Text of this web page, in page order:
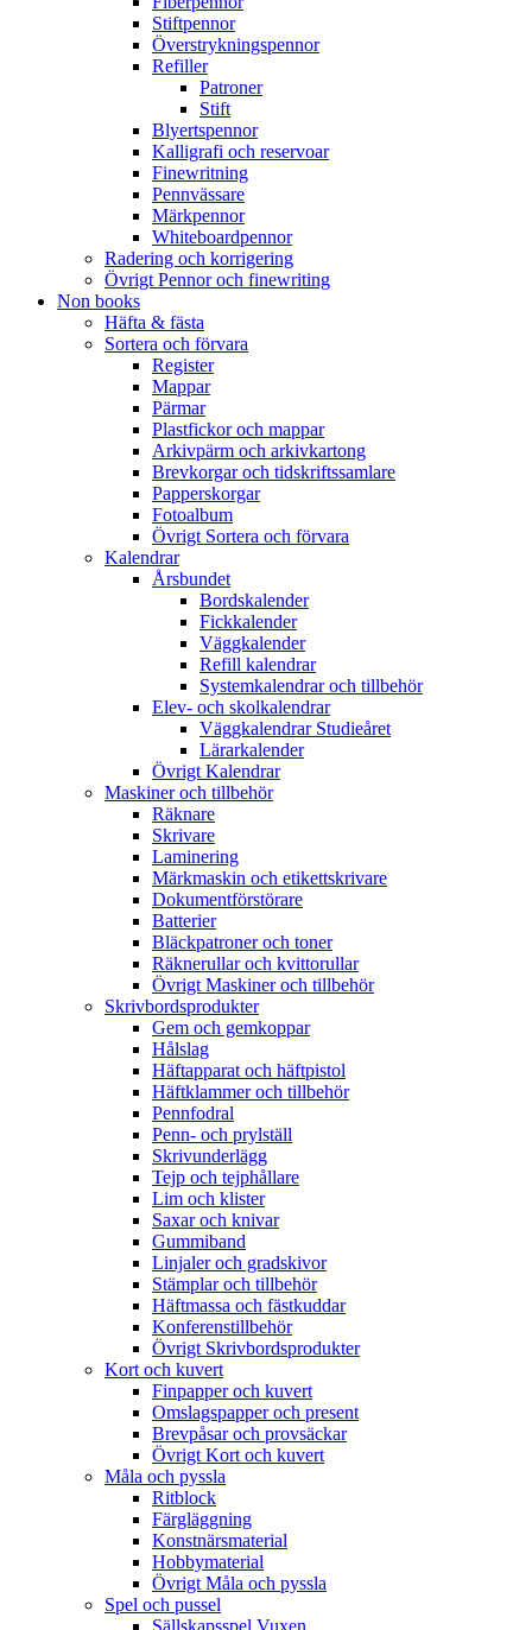
Stiftpennor
Överstrykningspennor
Refiller
Patroner
Stift
Blyertspennor
Kalligrafi och reservoar
Finewritning
Pennvässare
Märkpennor
Whiteboardpennor
Radering och korrigering
Övrigt Pennor och finewriting
Non books
Häfta & fästa
Sortera och förvara
Register
Mappar
Pärmar
Plastfickor och mappar
Arkivpärm och arkivkartong
Brevkorgar och tidskriftssamlare
Papperskorgar
Fotoalbum
Övrigt Sortera och förvara
Kalendrar
Årsbundet
Bordskalender
Fickkalender
Väggkalender
Refill kalendrar
Systemkalendrar och tillbehör
Elev- och skolkalendrar
Väggkalendrar Studieåret
Lärarkalender
Övrigt Kalendrar
Maskiner och tillbehör
Räknare
Skrivare
Laminering
Märkmaskin och etikettskrivare
Dokumentförstörare
Batterier
Bläckpatroner och toner
Räknerullar och kvittorullar
Övrigt Maskiner och tillbehör
Skrivbordsprodukter
Gem och gemkoppar
Hålslag
Häftapparat och häftpistol
Häftklammer och tillbehör
Pennfodral
Penn- och prylställ
Skrivunderlägg
Tejp och tejphållare
Lim och klister
Saxar och knivar
Gummiband
Linjaler och gradskivor
Stämplar och tillbehör
Häftmassa och fästkuddar
Konferenstillbehör
Övrigt Skrivbordsprodukter
Kort och kuvert
Finpapper och kuvert
Omslagspapper och present
Brevpåsar och provsäckar
Övrigt Kort och kuvert
Måla och pyssla
Ritblock
Färgläggning
Konstnärsmaterial
Hobbymaterial
Övrigt Måla och pyssla
Spel och pussel
Sällskapsspel Vuxen